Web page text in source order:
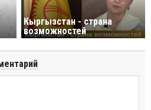
Кыргызстан - страна
возможностей